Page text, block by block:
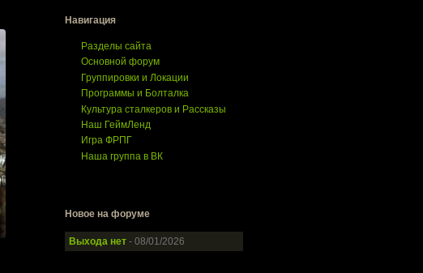
Навигация
Разделы сайта
Основной форум
Группировки и Локации
Программы и Болталка
Культура сталкеров и Рассказы
Наш ГеймЛенд
Игра ФРПГ
Наша группа в ВК
Новое на форуме
Выхода нет - 08/01/2026